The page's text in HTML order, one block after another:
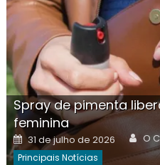
Spray de pimenta
feminina
Posted
on
31 de julho de 2026 O
Principais Notícias